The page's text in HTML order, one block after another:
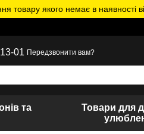
товару якого немає в наявності
01 Передзвонити вам?
та
Товари для